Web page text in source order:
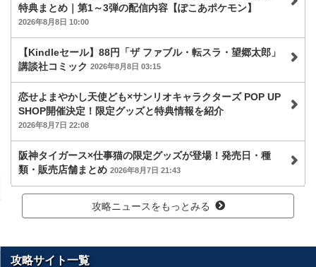
特典まとめ｜第1～3弾の配信内容【ぽこあポケモン】
2026年8月8日 10:00
【Kindleセール】88円「ザ ファブル・転スラ・望郷太郎」
講談社コミック 2026年8月8日 03:15
恋せよまやかし天使ども×サンリオキャラクターズ POP UP
SHOP開催決定！限定グッズと特典情報を紹介
2026年8月7日 22:08
阪神タイガース×仕事猫の限定グッズが登場！発売日・種
類・販売店舗まとめ 2026年8月7日 21:43
攻略ニュースをもっとみる
攻略サイト一覧